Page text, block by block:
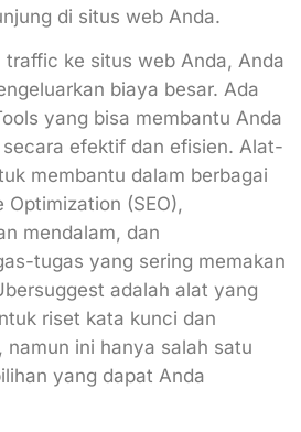
di situs web Anda.
ke situs web Anda, Anda
biaya besar. Ada
yang bisa membantu Anda
efektif dan efisien. Alat-
membantu dalam berbagai
Optimization (SEO),
mendalam, dan
tugas yang sering memakan
adalah alat yang
riset kata kunci dan
namun ini hanya salah satu
yang dapat Anda